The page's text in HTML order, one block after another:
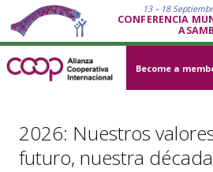
13 – 18
CONFERENCIA
Become a
2026: Nuestros
futuro, nuestra década